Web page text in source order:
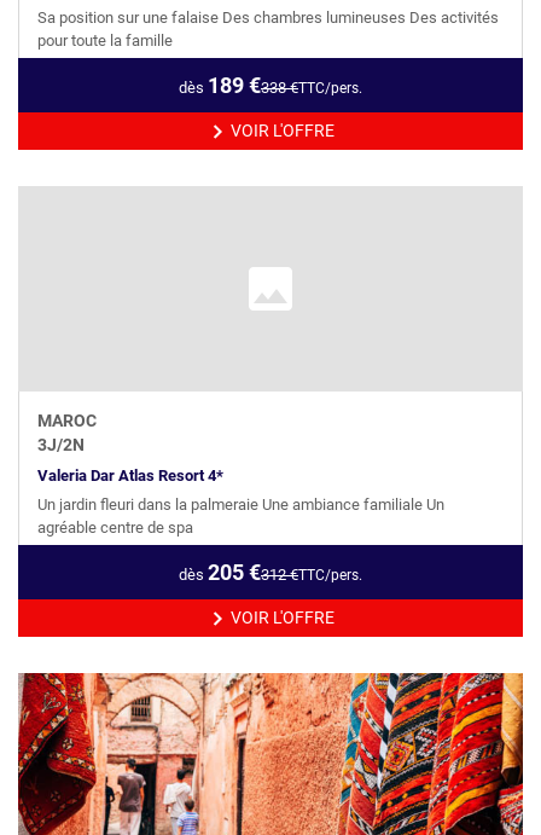
Sa position sur une falaise Des chambres lumineuses Des activités
pour toute la famille
dès 189€338€TTC/pers.
VOIR L'OFFRE
MAROC
3J/2N
Valeria Dar Atlas Resort 4*
Un jardin fleuri dans la palmeraie Une ambiance familiale Un
agréable centre de spa
dès 205€312€TTC/pers.
VOIR L'OFFRE